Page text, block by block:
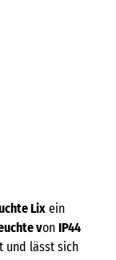
Lix ein
von IP44
und lässt sich